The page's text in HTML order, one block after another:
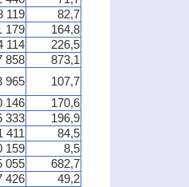
119
82,7
179
164,8
114
226,5
858
873,1
965
107,7
146
170,6
333
196,9
411
84,5
159
8,5
055
682,7
426
49,2